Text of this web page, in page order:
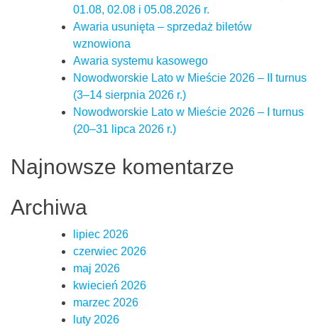
01.08, 02.08 i 05.08.2026 r.
Awaria usunięta – sprzedaż biletów
wznowiona
Awaria systemu kasowego
Nowodworskie Lato w Mieście 2026 – II turnus
(3–14 sierpnia 2026 r.)
Nowodworskie Lato w Mieście 2026 – I turnus
(20–31 lipca 2026 r.)
Najnowsze komentarze
Archiwa
lipiec 2026
czerwiec 2026
maj 2026
kwiecień 2026
marzec 2026
luty 2026